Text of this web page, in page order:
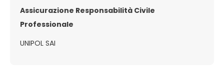
Assicurazione Responsabilità Civile
Professionale
UNIPOL SAI